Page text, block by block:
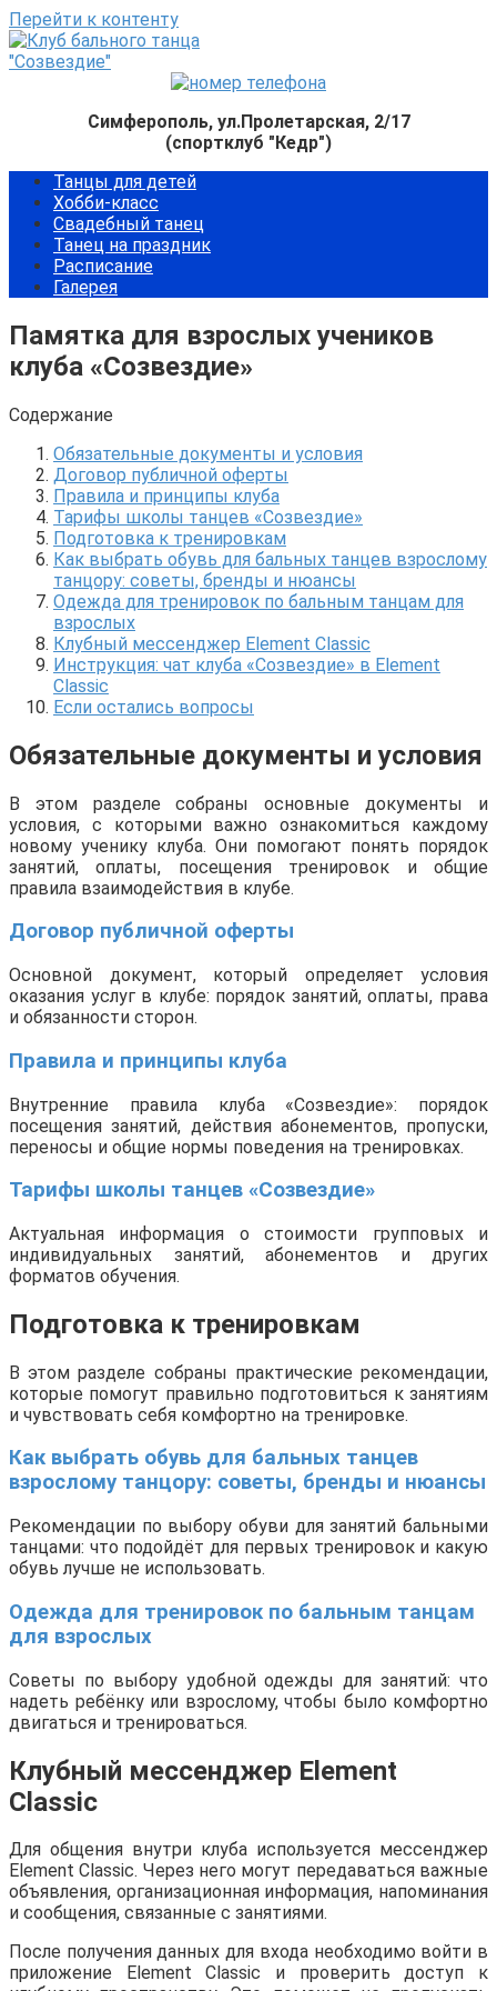
Перейти к контенту
Симферополь, ул.Пролетарская, 2/17
(спортклуб "Кедр")
Танцы для детей
Хобби-класс
Свадебный танец
Танец на праздник
Расписание
Галерея
Памятка для взрослых учеников
клуба «Созвездие»
Содержание
Обязательные документы и условия
Договор публичной оферты
Правила и принципы клуба
Тарифы школы танцев «Созвездие»
Подготовка к тренировкам
Как выбрать обувь для бальных танцев взрослому
танцору: советы, бренды и нюансы
Одежда для тренировок по бальным танцам для
взрослых
Клубный мессенджер Element Classic
Инструкция: чат клуба «Созвездие» в Element
Classic
Если остались вопросы
Обязательные документы и условия
В этом разделе собраны основные документы и
условия, с которыми важно ознакомиться каждому
новому ученику клуба. Они помогают понять порядок
занятий, оплаты, посещения тренировок и общие
правила взаимодействия в клубе.
Договор публичной оферты
Основной документ, который определяет условия
оказания услуг в клубе: порядок занятий, оплаты, права
и обязанности сторон.
Правила и принципы клуба
Внутренние правила клуба «Созвездие»: порядок
посещения занятий, действия абонементов, пропуски,
переносы и общие нормы поведения на тренировках.
Тарифы школы танцев «Созвездие»
Актуальная информация о стоимости групповых и
индивидуальных занятий, абонементов и других
форматов обучения.
Подготовка к тренировкам
В этом разделе собраны практические рекомендации,
которые помогут правильно подготовиться к занятиям
и чувствовать себя комфортно на тренировке.
Как выбрать обувь для бальных танцев
взрослому танцору: советы, бренды и нюансы
Рекомендации по выбору обуви для занятий бальными
танцами: что подойдёт для первых тренировок и какую
обувь лучше не использовать.
Одежда для тренировок по бальным танцам
для взрослых
Советы по выбору удобной одежды для занятий: что
надеть ребёнку или взрослому, чтобы было комфортно
двигаться и тренироваться.
Клубный мессенджер Element
Classic
Для общения внутри клуба используется мессенджер
Element Classic. Через него могут передаваться важные
объявления, организационная информация, напоминания
и сообщения, связанные с занятиями.
После получения данных для входа необходимо войти в
приложение Element Classic и проверить доступ к